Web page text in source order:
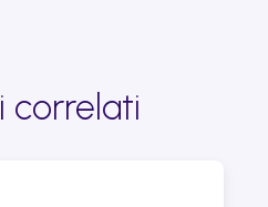
correlati